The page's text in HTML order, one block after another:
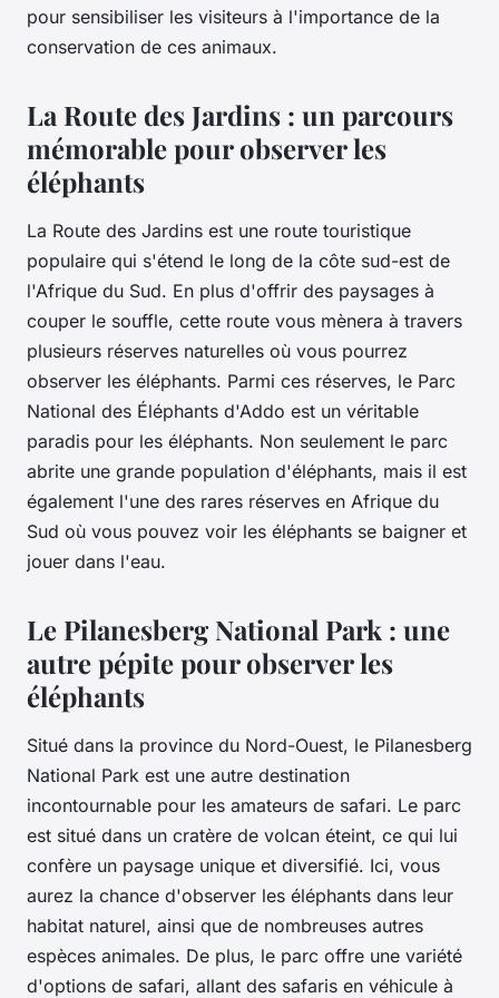
pour sensibiliser les visiteurs à l'importance de la
conservation de ces animaux.
La Route des Jardins : un parcours
mémorable pour observer les
éléphants
La Route des Jardins est une route touristique
populaire qui s'étend le long de la côte sud-est de
l'Afrique du Sud. En plus d'offrir des paysages à
couper le souffle, cette route vous mènera à travers
plusieurs réserves naturelles où vous pourrez
observer les éléphants. Parmi ces réserves, le Parc
National des Éléphants d'Addo est un véritable
paradis pour les éléphants. Non seulement le parc
abrite une grande population d'éléphants, mais il est
également l'une des rares réserves en Afrique du
Sud où vous pouvez voir les éléphants se baigner et
jouer dans l'eau.
Le Pilanesberg National Park : une
autre pépite pour observer les
éléphants
Situé dans la province du Nord-Ouest, le Pilanesberg
National Park est une autre destination
incontournable pour les amateurs de safari. Le parc
est situé dans un cratère de volcan éteint, ce qui lui
confère un paysage unique et diversifié. Ici, vous
aurez la chance d'observer les éléphants dans leur
habitat naturel, ainsi que de nombreuses autres
espèces animales. De plus, le parc offre une variété
d'options de safari, allant des safaris en véhicule à